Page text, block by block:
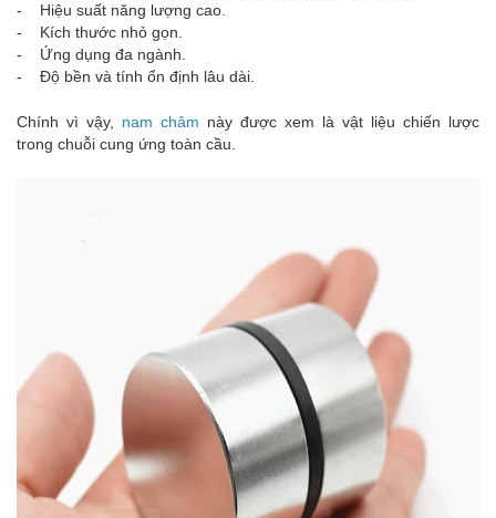
- Hiệu suất năng lượng cao.
- Kích thước nhỏ gọn.
- Ứng dụng đa ngành.
- Độ bền và tính ổn định lâu dài.
Chính vì vậy, nam châm này được xem là vật liệu chiến lược
trong chuỗi cung ứng toàn cầu.